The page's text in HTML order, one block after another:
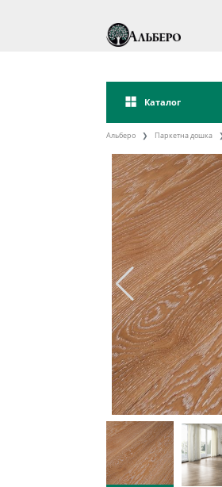
Каталог
Альберо Паркетна дошка